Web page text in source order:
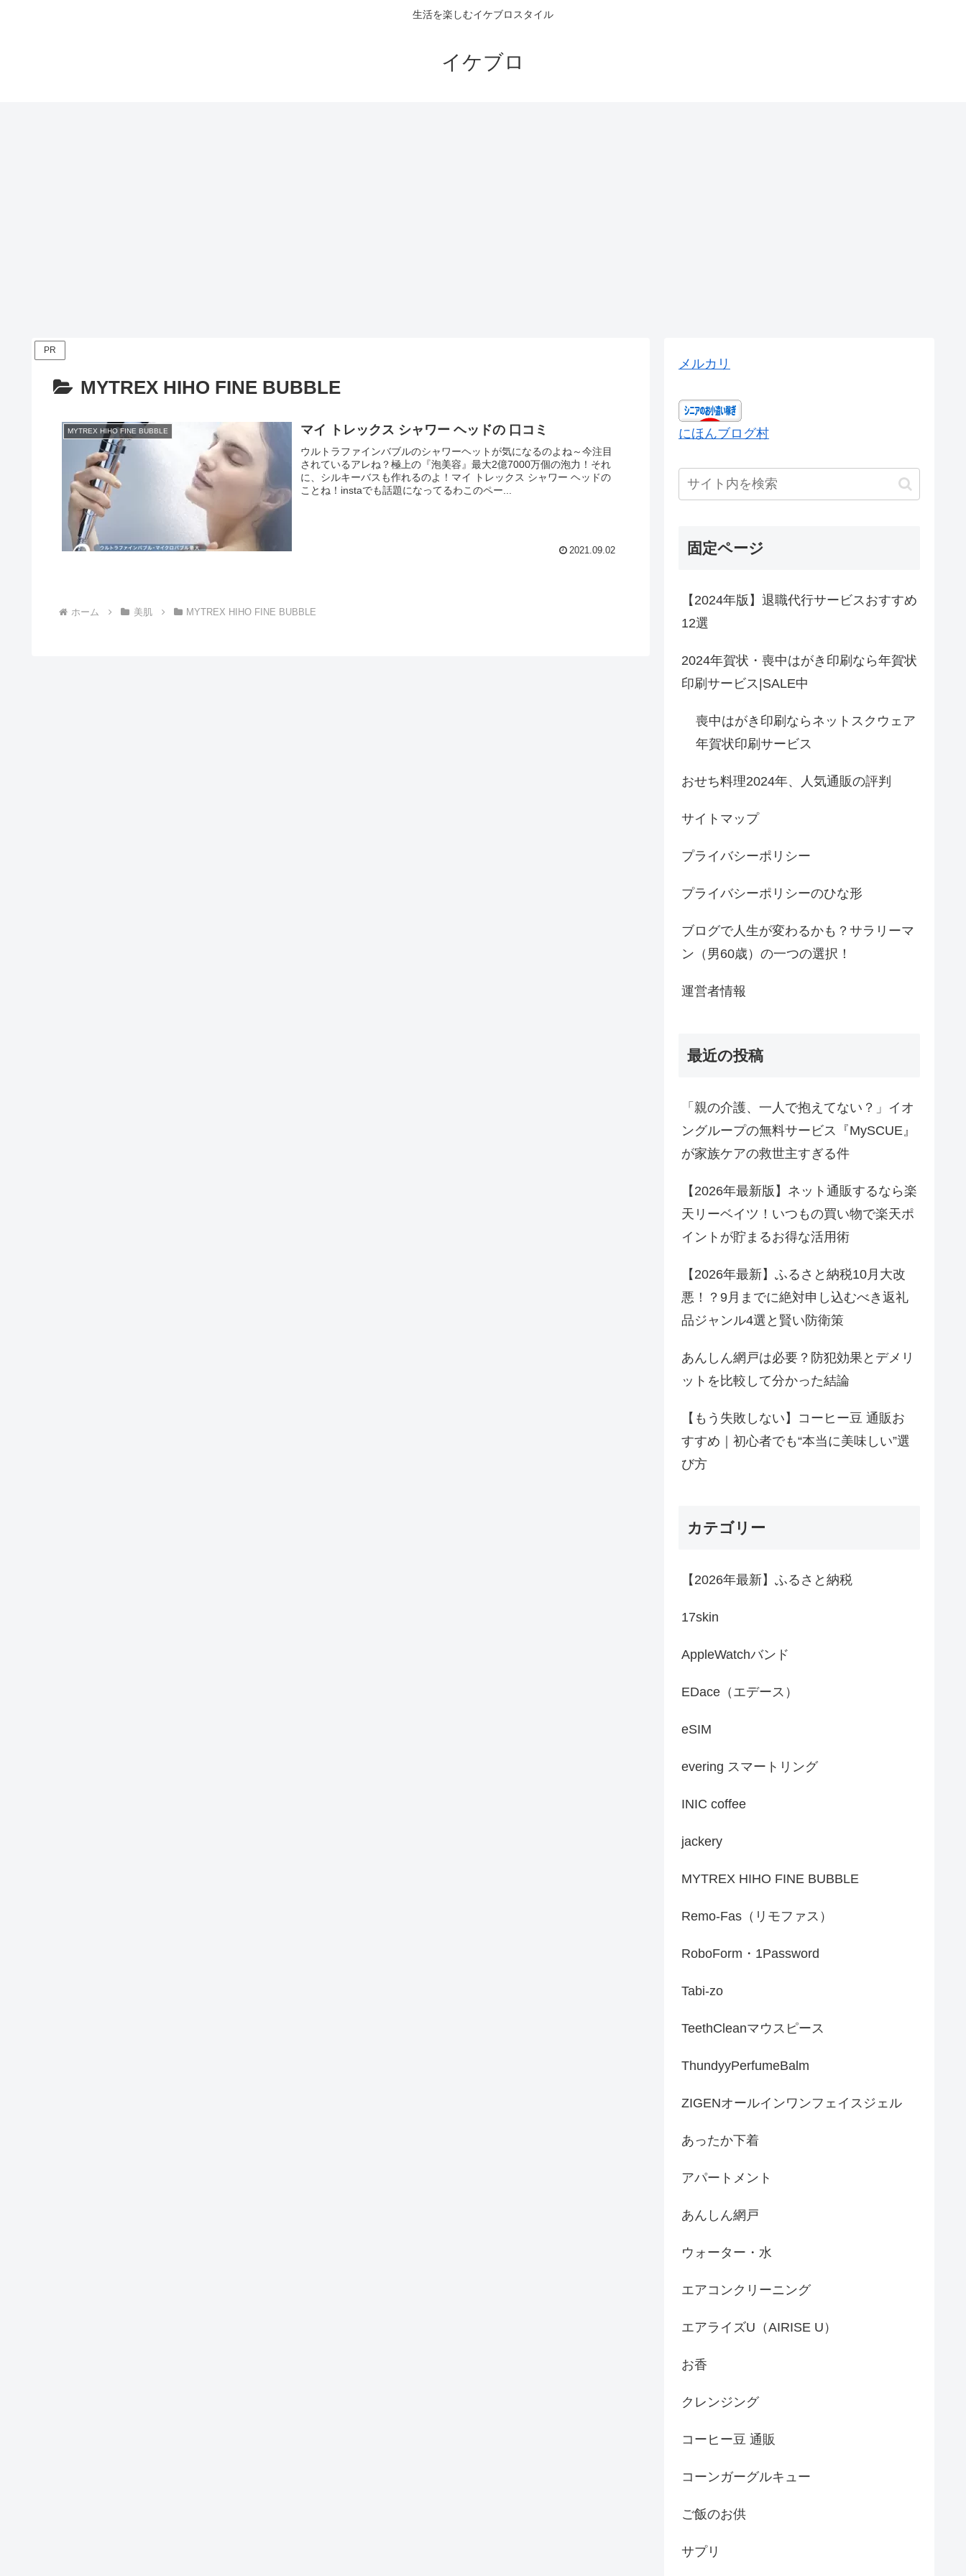
生活を楽しむイケブロスタイル
イケブロ
PR
MYTREX HIHO FINE BUBBLE
MYTREX HIHO FINE BUBBLE マイ トレックス シャワー ヘッドの 口コミ
ウルトラファインバブルのシャワーヘットが気になるのよね～今注目
されているアレね？極上の『泡美容』最大2億7000万個の泡力！それ
に、シルキーバスも作れるのよ！マイ トレックス シャワー ヘッドの
ことね！instaでも話題になってるわこのペー...
2021.09.02
ホーム 美肌 MYTREX HIHO FINE BUBBLE
メルカリ
にほんブログ村
固定ページ
【2024年版】退職代行サービスおすすめ
12選
2024年賀状・喪中はがき印刷なら年賀状
印刷サービス|SALE中
喪中はがき印刷ならネットスクウェア
年賀状印刷サービス
おせち料理2024年、人気通販の評判
サイトマップ
プライバシーポリシー
プライバシーポリシーのひな形
ブログで人生が変わるかも？サラリーマ
ン（男60歳）の一つの選択！
運営者情報
最近の投稿
「親の介護、一人で抱えてない？」イオ
ングループの無料サービス『MySCUE』
が家族ケアの救世主すぎる件
【2026年最新版】ネット通販するなら楽
天リーベイツ！いつもの買い物で楽天ポ
イントが貯まるお得な活用術
【2026年最新】ふるさと納税10月大改
悪！？9月までに絶対申し込むべき返礼
品ジャンル4選と賢い防衛策
あんしん網戸は必要？防犯効果とデメリ
ットを比較して分かった結論
【もう失敗しない】コーヒー豆 通販お
すすめ｜初心者でも“本当に美味しい”選
び方
カテゴリー
【2026年最新】ふるさと納税
17skin
AppleWatchバンド
EDace（エデース）
eSIM
evering スマートリング
INIC coffee
jackery
MYTREX HIHO FINE BUBBLE
Remo-Fas（リモファス）
RoboForm・1Password
Tabi-zo
TeethCleanマウスピース
ThundyyPerfumeBalm
ZIGENオールインワンフェイスジェル
あったか下着
アパートメント
あんしん網戸
ウォーター・水
エアコンクリーニング
エアライズU（AIRISE U）
お香
クレンジング
コーヒー豆 通販
コーンガーグルキュー
ご飯のお供
サプリ